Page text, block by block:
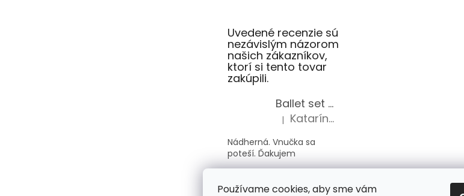
Používame cookies, aby sme vám
Uvedené recenzie sú
nezávislým názorom
našich zákazníkov,
ktorí si tento tovar
zakúpili.
Ballet set školská taška, nerezová fľaša a plný peračník s motívom baletky pre dievča
Hodnotenie produktu je 5 z 5 hviezdičiek.
| Katarína Sz.
Nádherná. Vnučka sa
poteší. Ďakujem